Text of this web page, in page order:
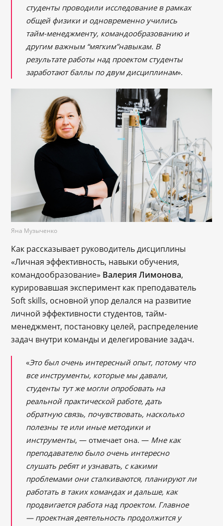
студенты проводили исследование в рамках
общей физики и одновременно учились
тайм-менеджменту, командообразованию и
другим важным “мягким”навыкам. В
результате работы над проектом студенты
заработают баллы по двум дисциплинам».
Яна Музыченко
Как рассказывает руководитель дисциплины
«Личная эффективность, навыки обучения,
командообразование» Валерия Лимонова,
курировавшая эксперимент как преподаватель
Soft skills, основной упор делался на развитие
личной эффективности студентов, тайм-
менеджмент, постановку целей, распределение
задач внутри команды и делегирование задач.
«Это был очень интересный опыт, потому что
все инструменты, которые мы давали,
студенты тут же могли опробовать на
реальной практической работе, дать
обратную связь, почувствовать, насколько
полезны те или иные методики и
инструменты, ― отмечает она. ― Мне как
преподавателю было очень интересно
слушать ребят и узнавать, с какими
проблемами они сталкиваются, планируют ли
работать в таких командах и дальше, как
продвигается работа над проектом. Главное
―проектная деятельность продолжится у